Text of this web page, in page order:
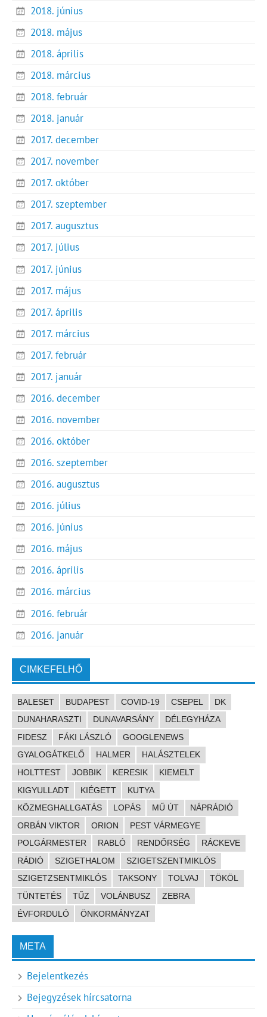
2018. június
2018. május
2018. április
2018. március
2018. február
2018. január
2017. december
2017. november
2017. október
2017. szeptember
2017. augusztus
2017. július
2017. június
2017. május
2017. április
2017. március
2017. február
2017. január
2016. december
2016. november
2016. október
2016. szeptember
2016. augusztus
2016. július
2016. június
2016. május
2016. április
2016. március
2016. február
2016. január
CIMKEFELHŐ
BALESET BUDAPEST COVID-19 CSEPEL
DK
DUNAHARASZTI
DUNAVARSÁNY
DÉLEGYHÁZA
FIDESZ
FÁKI LÁSZLÓ
GOOGLENEWS
GYALOGÁTKELŐ
HALMER
HALÁSZTELEK
HOLTTEST
JOBBIK KERESIK
KIEMELT
KIGYULLADT
KIÉGETT
KUTYA
KÖZMEGHALLGATÁS
LOPÁS MŰ ÚT
NÁPRÁDIÓ
ORBÁN VIKTOR
ORION
PEST VÁRMEGYE
POLGÁRMESTER
RABLÓ RENDŐRSÉG
RÁCKEVE
RÁDIÓ
SZIGETHALOM
SZIGETSZENTMIKLÓS
SZIGETZSENTMIKLÓS
TAKSONY TOLVAJ
TÖKÖL
TÜNTETÉS
TŰZ VOLÁNBUSZ
ZEBRA
ÉVFORDULÓ
ÖNKORMÁNYZAT
META
Bejelentkezés
Bejegyzések hírcsatorna